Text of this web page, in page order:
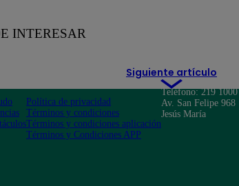
INTERESAR
Siguiente artículo
Política de privacidad
Términos y condiciones
Términos y condiciones aplicación
Términos y Condiciones APP
Teléfono: 219 1000
Av. San Felipe 968
Jesús María